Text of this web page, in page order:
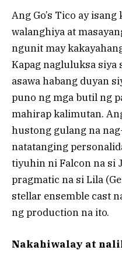
Ang Go’s Tico ay
walanghiya at
ngunit may
Kapag nagluluksa siya
asawa habang duyan
puno ng mga butil ng
mahirap kalimutan.
hustong gulang na
natatanging
tiyuhin ni Falcon na si
pragmatic na si Lila
stellar ensemble cast
ng production na ito.
Nakahiwalay at